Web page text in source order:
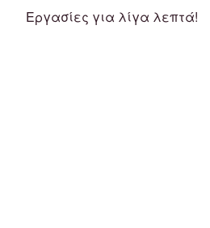
Εργασίες για λίγα λεπτά!